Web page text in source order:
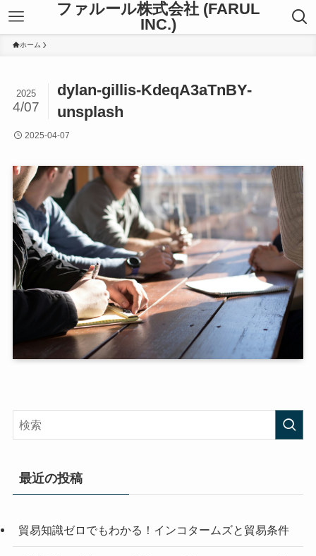
ファルール株式会社 (FARUL
INC.)
ホーム
dylan-gillis-KdeqA3aTnBY-
unsplash
2025
4/07
2025-04-07
最近の投稿
貿易知識ゼロでもわかる！インコタームズと貿易条件